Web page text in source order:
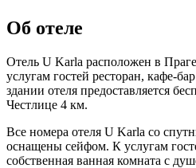
Об отеле
Отель U Karla расположен в
услугам гостей ресторан, кафе-
здании отеля предоставляется
Честлице 4 км.
Все номера отеля U Karla со
оснащены сейфом. К услугам
собственная ванная комната с